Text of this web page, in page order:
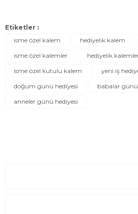
Etiketler :
isme özel kalem
hediyelik kalem
isme özel kalemler
hediyelik
isme özel kutulu kalem
yeni iş
doğum günü hediyesi
babalar günü
anneler günü hediyesi